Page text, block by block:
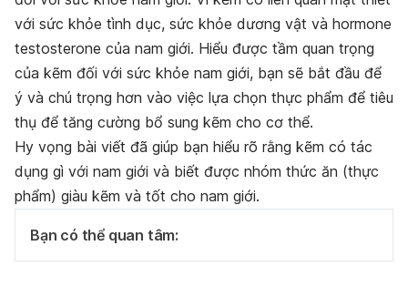
với sức khỏe tình dục, sức khỏe dương vật và hormone
testosterone của nam giới. Hiểu được tầm quan trọng
của kẽm đối với sức khỏe nam giới, bạn sẽ bắt đầu để
ý và chú trọng hơn vào việc lựa chọn thực phẩm để tiêu
thụ để tăng cường bổ sung kẽm cho cơ thể.
Hy vọng bài viết đã giúp bạn hiểu rõ rằng kẽm có tác
dụng gì với nam giới và biết được nhóm thức ăn (thực
phẩm) giàu kẽm và tốt cho nam giới.
Bạn có thể quan tâm: